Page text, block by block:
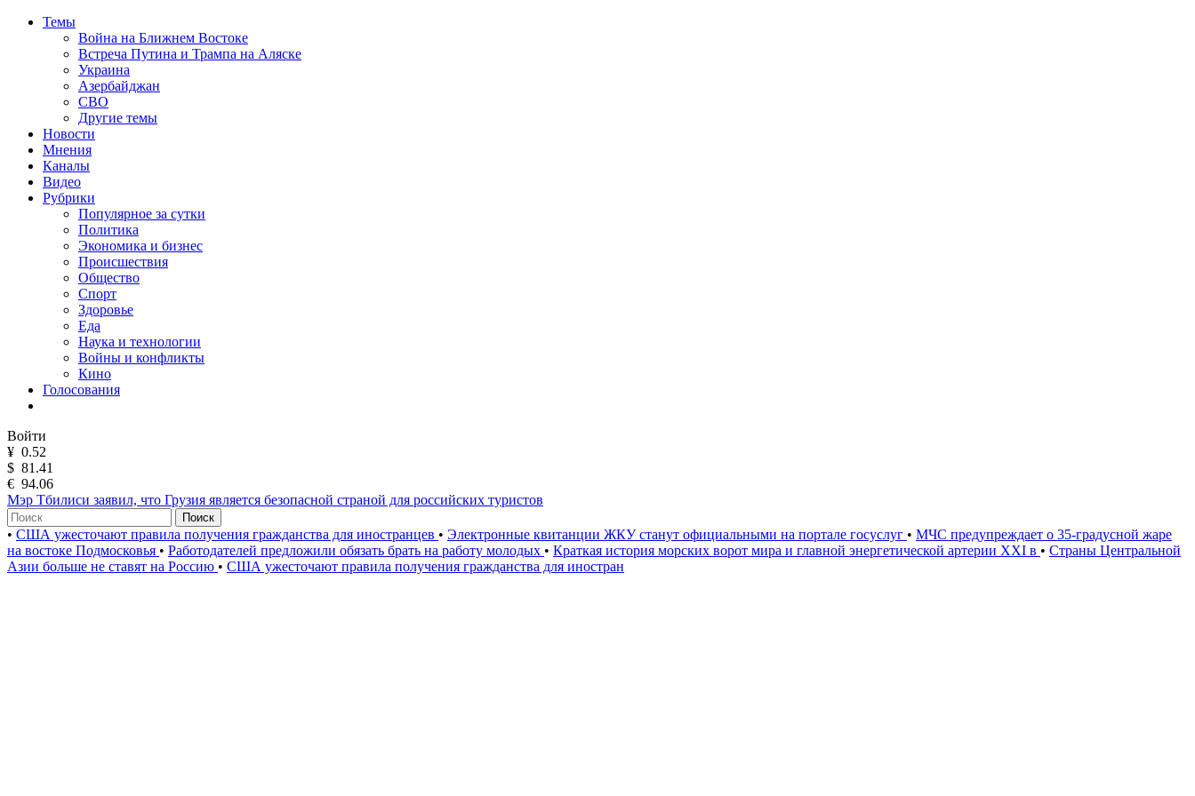
Темы
Война на Ближнем Востоке
Встреча Путина и Трампа на Аляске
Украина
Азербайджан
СВО
Другие темы
Новости
Мнения
Каналы
Видео
Рубрики
Популярное за сутки
Политика
Экономика и бизнес
Происшествия
Общество
Спорт
Здоровье
Еда
Наука и технологии
Войны и конфликты
Кино
Голосования
Войти
¥ 0.52
$ 81.41
€ 94.06
Мэр Тбилиси заявил, что Грузия является безопасной страной для российских туристов
Поиск
• США ужесточают правила получения гражданства для иностранцев • Электронные квитанции ЖКУ станут официальными на портале госуслуг • МЧС предупреждает о 35-градусной жаре
на востоке Подмосковья • Работодателей предложили обязать брать на работу молодых • Краткая история морских ворот мира и главной энергетической артерии XXI в • Страны Центральной
Азии больше не ставят на Россию • США ужесточают правила получения гражданства для иностран